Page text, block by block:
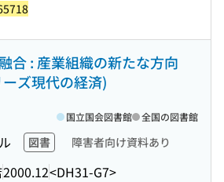
合 : 産業組織の新たな方向
ズ現代の経済)
図書 障害者向け資料あり
2000.12<DH31-G7>
国立国会図書館 全国の図書館